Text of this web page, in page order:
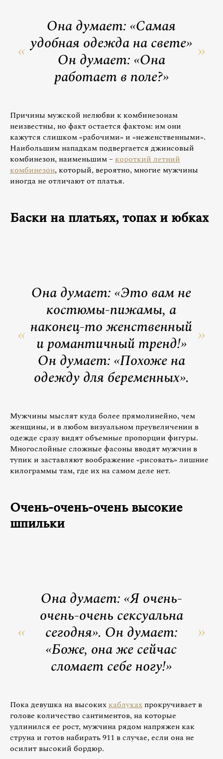
Она думает: «Самая
удобная одежда на свете»
Он думает: «Она
работает в поле?»
Причины мужской нелюбви к комбинезонам
неизвестны, но факт остается фактом: им они
кажутся слишком «рабочими» и «неженственными».
Наибольшим нападкам подвергается джинсовый
комбинезон, наименьшим –короткий летний
комбинезон, который, вероятно, многие мужчины
иногда не отличают от платья.
Баски на платьях, топах и юбках
Она думает: «Это вам не
костюмы-пижамы, а
наконец-то женственный
и романтичный тренд!»
Он думает: «Похоже на
одежду для беременных».
Мужчины мыслят куда более прямолинейно, чем
женщины, и в любом визуальном преувеличении в
одежде сразу видят объемные пропорции фигуры.
Многослойные сложные фасоны вводят мужчин в
тупик и заставляют воображение «рисовать» лишние
килограммы там, где их на самом деле нет.
Очень-очень-очень высокие
шпильки
Она думает: «Я очень-
очень-очень сексуальна
сегодня». Он думает:
«Боже, она же сейчас
сломает себе ногу!»
Пока девушка на высоких каблуках прокручивает в
голове количество сантиментов, на которые
удлинился ее рост, мужчина рядом напряжен как
струна и готов набирать 911 в случае, если она не
осилит высокий бордюр.